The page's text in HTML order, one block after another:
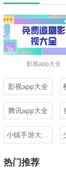
影视app大全
影视app大全
腾讯app大全
热门推荐